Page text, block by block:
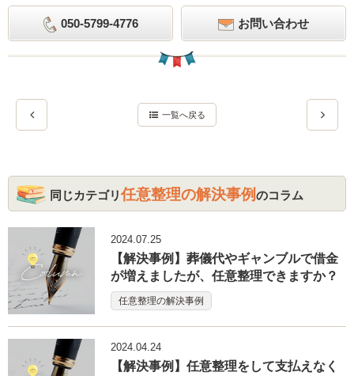
050-5799-4776 お問い合わせ
一覧へ戻る
同じカテゴリ任意整理の解決事例のコラム
2024.07.25
【解決事例】葬儀代やギャンブルで借金
が増えましたが、任意整理できますか？
任意整理の解決事例
2024.04.24
【解決事例】任意整理をして支払えなく